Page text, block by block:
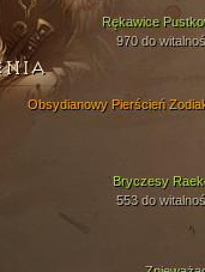
Rękawice
970 do
Bryczesy
553 do
Obsydianowy Pierścień